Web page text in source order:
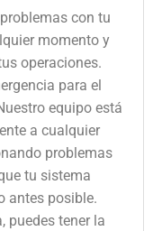
con tu
momento y
operaciones.
para el
equipo está
a cualquier
problemas
tu sistema
antes posible.
puedes tener la